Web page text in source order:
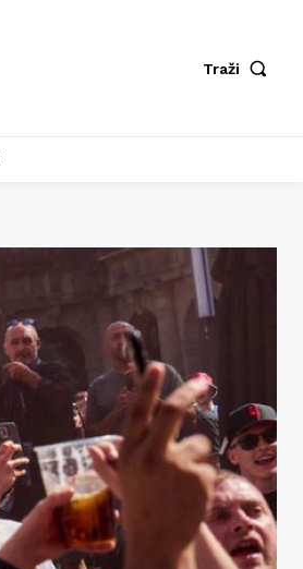
Traži